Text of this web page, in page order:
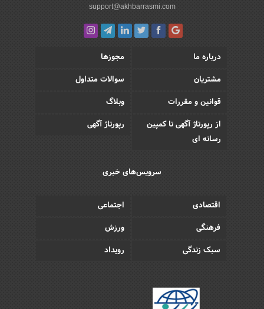
support@akhbarrasmi.com
درباره ما
مجوزها
مشتریان
سوالات متداول
قوانین و مقررات
وبلاگ
از رپورتاژ آگهی تا کمپین
رسانه ای
رپورتاژ آگهی
سرویس‌های خبری
اقتصادی
اجتماعی
فرهنگی
ورزش
سبک زندگی
رویداد